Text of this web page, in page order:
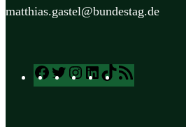
matthias.gastel@bundestag.de
Facebook
TwitterInstagram
LinkedIn
TikTok